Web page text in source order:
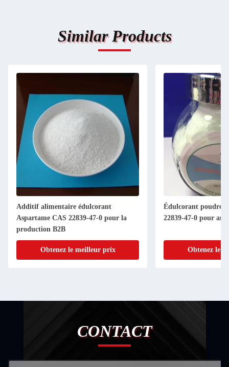
Similar Products
Additif alimentaire édulcorant
Aspartame CAS 22839-47-0 pour la
production B2B
Obtenez le meilleur prix
Édulcorant poudre
22839-47-0 pour
Obtenez le
CONTACT